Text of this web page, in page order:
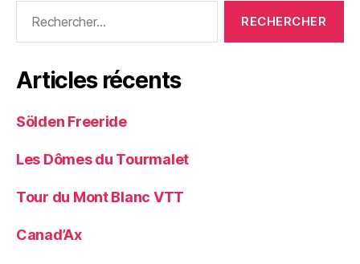
Articles récents
Sölden Freeride
Les Dômes du Tourmalet
Tour du Mont Blanc VTT
Canad’Ax